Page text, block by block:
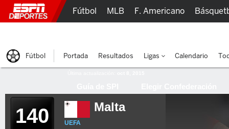
140 Malta
UEFA
Fútbol MLB F. Americano
Fútbol Portada Resultados Ligas Calendario